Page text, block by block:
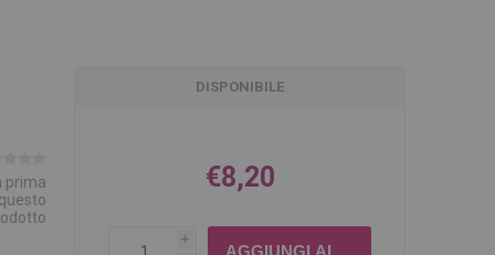
prima
DISPONIBILE
€8,20
i